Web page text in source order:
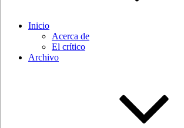
Inicio
Acerca de
El crítico
Archivo